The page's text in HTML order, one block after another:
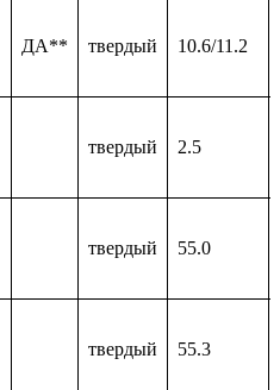
ДА** твердый 10.6/11.2
твердый 2.5
твердый 55.0
твердый 55.3